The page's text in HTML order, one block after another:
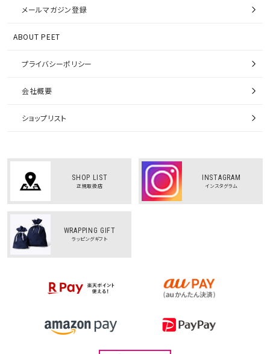
メールマガジン登録
ABOUT PEET
プライバシーポリシー
会社概要
ショップリスト
SHOP LIST
正規取扱店
INSTAGRAM
インスタグラム
WRAPPING GIFT
ラッピングギフト